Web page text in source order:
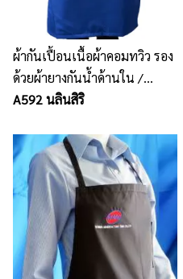
ผ้ากันเปื้อนเนื้อผ้าคอมทวิว รอง
ด้วยผ้ายางกันน้ำด้านใน /
โรงงานผลิตผ้ากันเปื้อน
A592 นลินสิริ